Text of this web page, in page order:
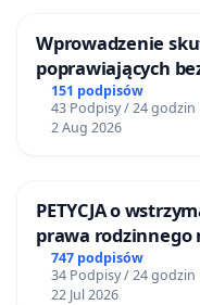
Wprowadzenie
poprawiających
Żeromskiego w
151 podpisów
43 Podpisy / 24 godzin
2 Aug 2026
PETYCJA o
747 podpisów
34 Podpisy / 24 godzin
22 Jul 2026